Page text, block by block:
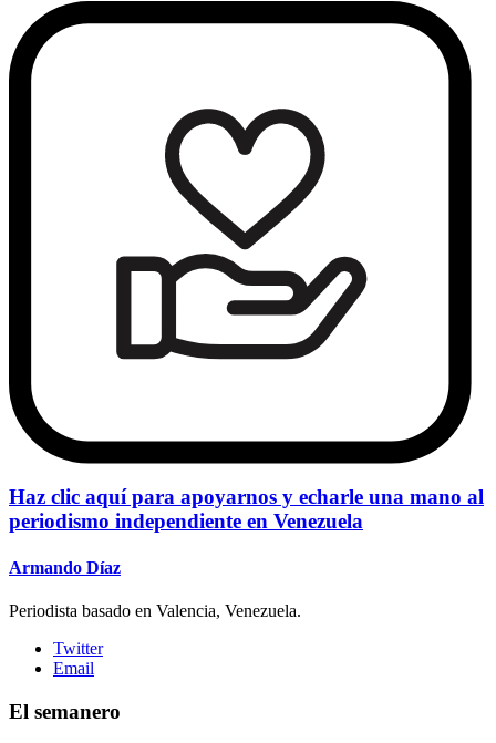
Haz clic aquí para apoyarnos y echarle una mano al
periodismo independiente en Venezuela
Armando Díaz
Periodista basado en Valencia, Venezuela.
Twitter
Email
El semanero